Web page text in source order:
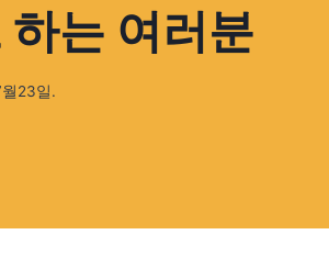
하는 여러분
23일.